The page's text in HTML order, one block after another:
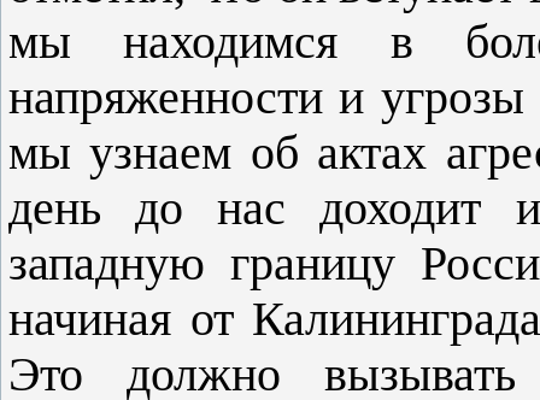
мы находимся в
напряженности и
мы узнаем об актах
день до нас доходит
западную границу
начиная от
Это должно вызывать